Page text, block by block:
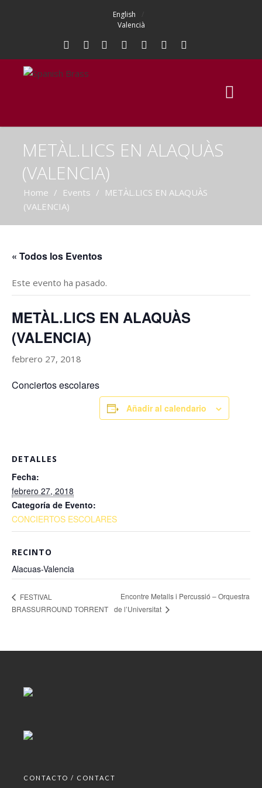
English
Valencià
METÀL.LICS EN ALAQUÀS
(VALENCIA)
Home / Events / METÀL.LICS EN ALAQUÀS
(VALENCIA)
« Todos los Eventos
Este evento ha pasado.
METÀL.LICS EN ALAQUÀS
(VALENCIA)
febrero 27, 2018
Conciertos escolares
Añadir al calendario
DETALLES
Fecha:
febrero 27, 2018
Categoría de Evento:
CONCIERTOS ESCOLARES
RECINTO
Alacuas-Valencia
FESTIVAL
BRASSURROUND TORRENT
Encontre Metalls i Percussió – Orquestra
de l’Universitat
CONTACTO / CONTACT